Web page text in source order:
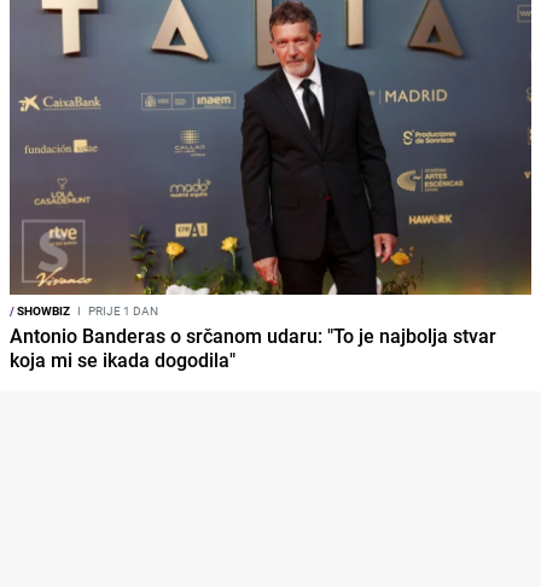
/SHOWBIZ I PRIJE 1 DAN
Antonio Banderas o srčanom udaru: "To je najbolja stvar
koja mi se ikada dogodila"